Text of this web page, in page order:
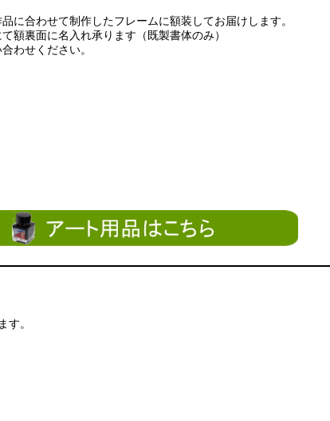
に合わせて制作したフレームに額装してお届けします。
額裏面に名入れ承ります（既製書体のみ）
わせください。
す。